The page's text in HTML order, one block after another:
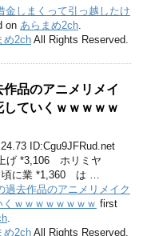
金しまくって引っ越したけ
on あらまめ2ch
め2chAll Rights Reserved.
作品のアニメリメイ
ていくｗｗｗｗｗ
ID:Cgu9JFRud.net
げ *3,106 ホリミヤ
に業 *1,360 は …
過去作品のアニメリメイク
ｗｗｗｗｗｗｗｗ first
め2chAll Rights Reserved.